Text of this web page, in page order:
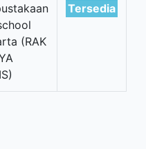
(RAK
Tersedia